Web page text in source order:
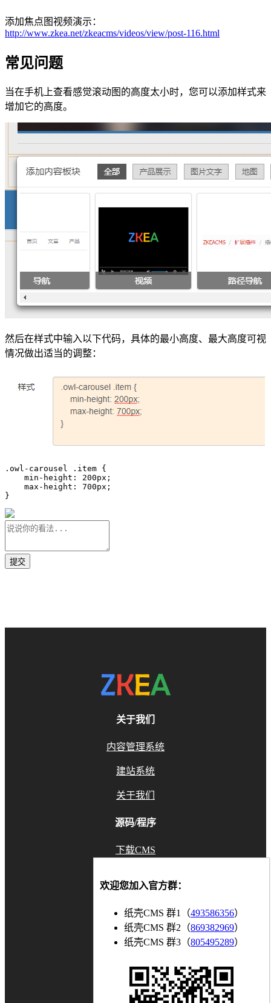
欢迎您加入官方群：
纸壳CMS 群1（493586356）
纸壳CMS 群2（869382969）
纸壳CMS 群3（805495289）
添加焦点图视频演示：
http://www.zkea.net/zkeacms/videos/view/post-116.html
常见问题
当在手机上查看感觉滚动图的高度太小时，您可以添加样式来
增加它的高度。
然后在样式中输入以下代码，具体的最小高度、最大高度可视
情况做出适当的调整：
.owl-carousel .item {
    min-height: 200px;
    max-height: 700px;
}
关于我们
内容管理系统
建站系统
关于我们
源码/程序
下载CMS
Gitee
联系我们
知乎
博客
bilibili